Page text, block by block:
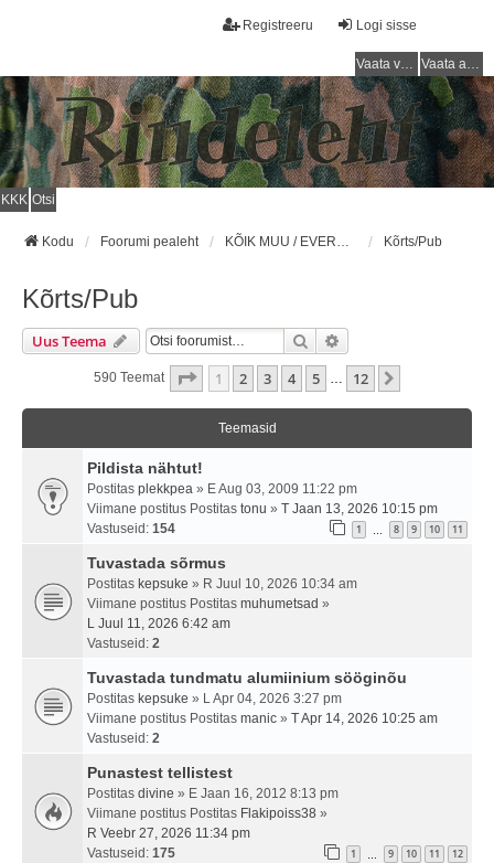
Logi sisse
Registreeru
Vaata vastamata teemasi Vaata aktiivseid teemasid
KKK Otsi
Kodu Foorumi pealeht KÕIK MUU / EVERYTHING ELSE Kõrts/Pub
Kõrts/Pub
Uus Teema Otsi
590 Teemat . Leht12 -st
1 2 3 4 5 … 12
Teemasid
Pildista nähtut!
Postitas plekkpea » E Aug 03, 2009 11:22 pm
Viimane postitus Postitas tonu » T Jaan 13, 2026 10:15 pm
Vastuseid: 154 1 8 9 10 11
Tuvastada sõrmus
Postitas kepsuke » R Juul 10, 2026 10:34 am
Viimane postitus Postitas muhumetsad »
L Juul 11, 2026 6:42 am
Vastuseid: 2
Tuvastada tundmatu alumiinium sööginõu
Postitas kepsuke » L Apr 04, 2026 3:27 pm
Viimane postitus Postitas manic » T Apr 14, 2026 10:25 am
Vastuseid: 2
Punastest tellistest
Postitas divine » E Jaan 16, 2012 8:13 pm
Viimane postitus Postitas Flakipoiss38 »
R Veebr 27, 2026 11:34 pm
Vastuseid: 175 1 9 10 11 12